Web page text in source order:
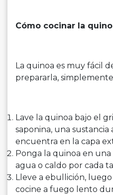
Cómo cocinar la
La quinoa es muy fácil
prepararla, simplemente
Lave la quinoa bajo el
saponina, una sustancia
encuentra en la capa
Ponga la quinoa en
agua o caldo por cada
Lleve a ebullición,
cocine a fuego lento